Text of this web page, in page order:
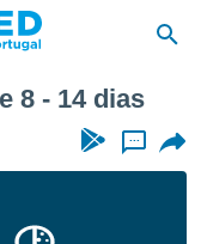
8 - 14 dias
...